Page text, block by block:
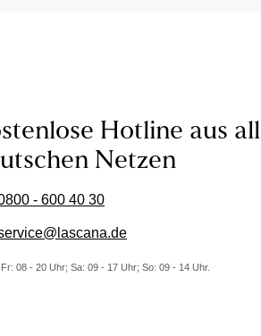
Hotline aus
Netzen
- 600 40 30
08 - 20 Uhr; Sa: 09 - 17 Uhr; So: 09 - 14 Uhr.